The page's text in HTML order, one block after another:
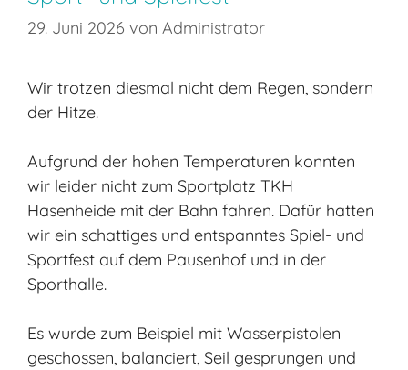
29. Juni 2026 von Administrator
Wir trotzen diesmal nicht dem Regen, sondern
der Hitze.
Aufgrund der hohen Temperaturen konnten
wir leider nicht zum Sportplatz TKH
Hasenheide mit der Bahn fahren. Dafür hatten
wir ein schattiges und entspanntes Spiel- und
Sportfest auf dem Pausenhof und in der
Sporthalle.
Es wurde zum Beispiel mit Wasserpistolen
geschossen, balanciert, Seil gesprungen und